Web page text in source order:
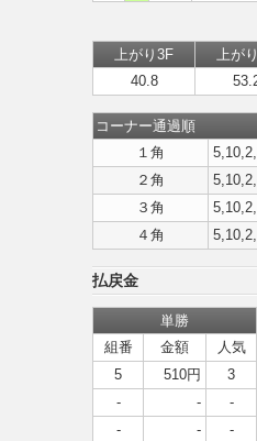
上がり3F 上が
40.8
コーナー通過順
１角
２角
３角
４角
払戻金
単勝
組番
金額 人気
5
510円 3
-
- -
-
- -